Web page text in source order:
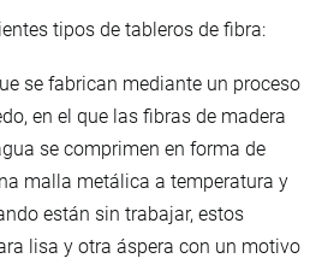
tipos de tableros de fibra:
se fabrican mediante un proceso
en el que las fibras de madera
se comprimen en forma de
malla metálica a temperatura y
están sin trabajar, estos
lisa y otra áspera con un motivo